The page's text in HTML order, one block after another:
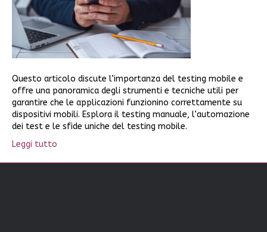
Questo articolo discute l’importanza del testing mobile e
offre una panoramica degli strumenti e tecniche utili per
garantire che le applicazioni funzionino correttamente su
dispositivi mobili. Esplora il testing manuale, l’automazione
dei test e le sfide uniche del testing mobile.
Leggi tutto